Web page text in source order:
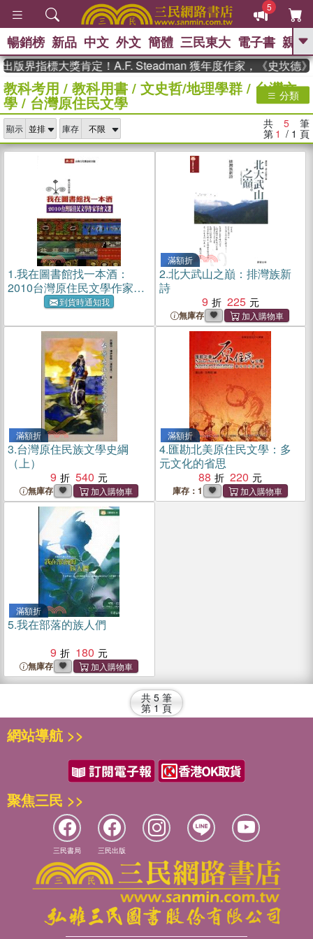
5
GO
熱搜： 東野圭吾 、 高希均教授回憶錄
、 、 、 如果歷
史是一群喵 、 暑期推薦 、 國際布克
台灣的李
登輝時代 、 數學女孩：黎曼猜想 、
偉大的迷走神經
暢銷榜 新品 中文 外文 簡體 三民東大 電子書 親子
版界指標大獎肯定！A.F. Steadman 獲年度作家，《史坎德》
教科考用 / 教科用書/ 文史哲/地理學群/ 台灣文
學/台灣原住民文學 分類
顯示 庫存 共 5 筆
第 1 / 1 頁
1.我在圖書館找一本酒：
2010台灣原住民文學作家筆
到貨時通知我
滿額折
2.北大武山之巔：排灣族新
詩
9
225
無庫存
滿額折
3.台灣原住民族文學史綱
（上）
9
540
無庫存
滿額折
4.匯勘北美原住民文學：多
元文化的省思
88
220
庫存：1
滿額折
5.我在部落的族人們
9
180
無庫存
共 5 筆
第 1 頁
網站導航 >>
聚焦三民 >>
三民書局 三民出版